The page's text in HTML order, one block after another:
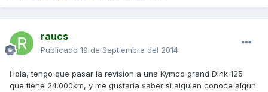
raucs
Publicado 19 de Septiembre del 2014
Hola, tengo que pasar la revision a una Kymco grand Dink 125
que tiene 24.000km, y me gustaria saber si alguien conoce algun